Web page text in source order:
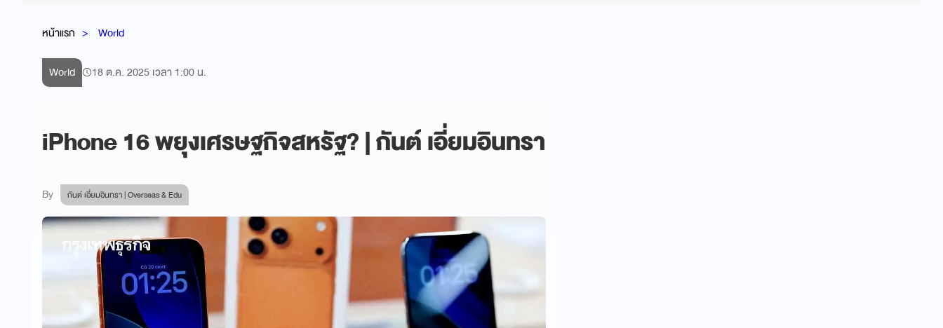
หน้าแรก World
World 18 ต.ค. 2025 เวลา 1:00 น.
iPhone 16 พยุงเศรษฐกิจสหรัฐ? | กันต์ เอี่ยมอินทรา
By กันต์ เอี่ยมอินทรา | Overseas & Edu